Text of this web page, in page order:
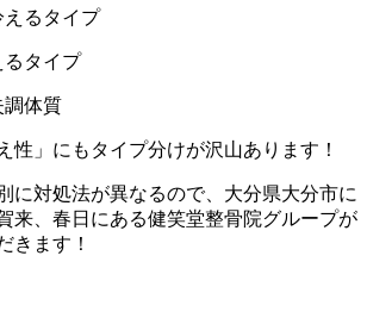
るタイプ
タイプ
体質
性」にもタイプ分けが沢山あります！
に対処法が異なるので、大分県大分市に
来、春日にある健笑堂整骨院グループが
きます！